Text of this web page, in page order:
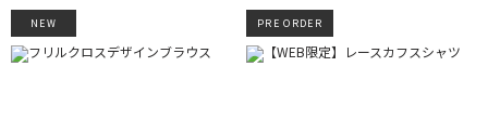
NEW PRE ORDER